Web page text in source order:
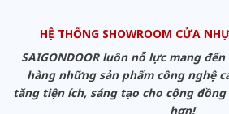
HỆ THỐNG SHOWROOM CỬA
SAIGONDOOR luôn nỗ lực mang
hàng những sản phẩm công nghệ
tăng tiện ích, sáng tạo cho cộng
hơn!